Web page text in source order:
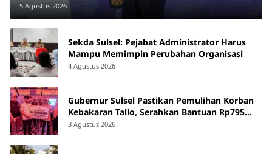
5 Agustus 2026
Sekda Sulsel: Pejabat Administrator Harus
Mampu Memimpin Perubahan Organisasi
4 Agustus 2026
Gubernur Sulsel Pastikan Pemulihan Korban
Kebakaran Tallo, Serahkan Bantuan Rp795
Juta
3 Agustus 2026